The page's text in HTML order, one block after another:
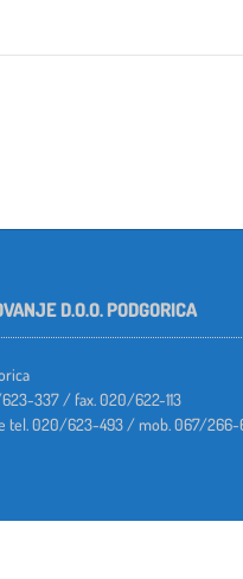
D.O.O. PODGORICA
337 / fax. 020/622-113
tel. 020/623-493 / mob. 067/266-